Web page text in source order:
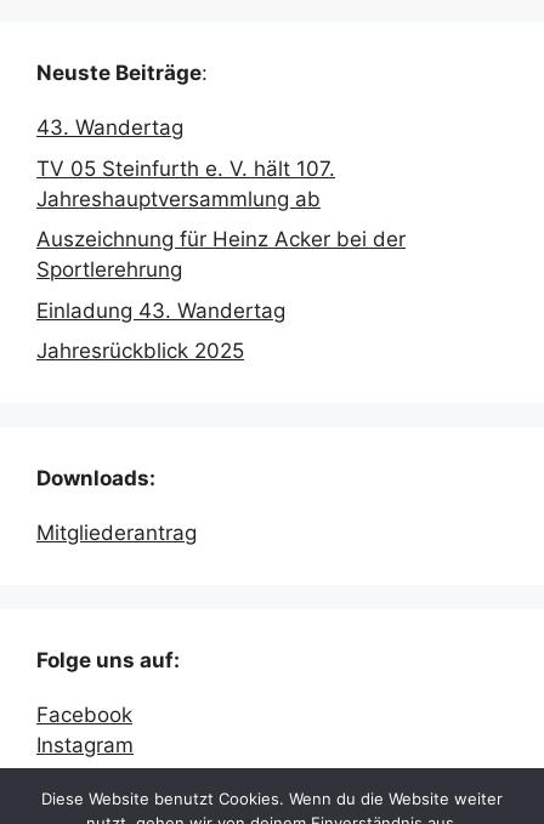
Neuste Beiträge:
43. Wandertag
TV 05 Steinfurth e. V. hält 107.
Jahreshauptversammlung ab
Auszeichnung für Heinz Acker bei der
Sportlerehrung
Einladung 43. Wandertag
Jahresrückblick 2025
Downloads:
Mitgliederantrag
Folge uns auf:
Facebook
Instagram
Diese Website benutzt Cookies. Wenn du die Website weiter